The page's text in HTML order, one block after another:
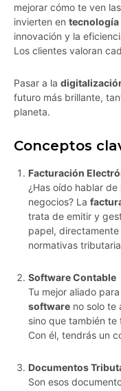
mejorar cómo te ven
invierten en tecnología
innovación y la
Los clientes valoran
Pasar a la
futuro más brillante,
planeta.
Conceptos
Facturación
¿Has oído hablar
negocios? La
trata de emitir y
papel,
normativas
Software Contable
Tu mejor aliado
software no solo te
sino que también
Con él, tendrás un
Documentos
Son esos